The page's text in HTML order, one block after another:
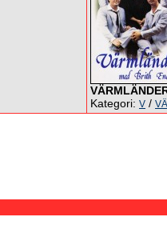
Kategori: V /